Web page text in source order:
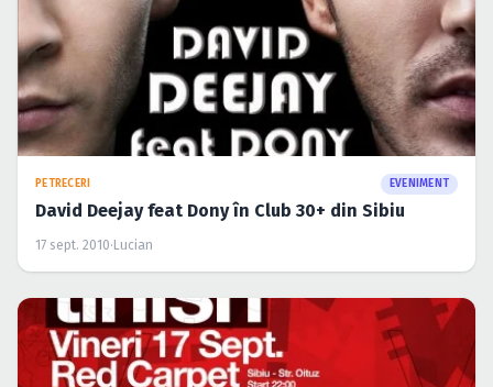
PETRECERI EVENIMENT
David Deejay feat Dony în Club 30+ din Sibiu
17 sept. 2010· Lucian